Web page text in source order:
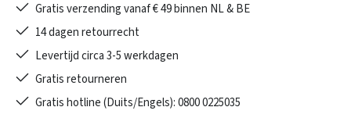
Gratis verzending vanaf € 49 binnen NL & BE
14 dagen retourrecht
Levertijd circa 3-5 werkdagen
Gratis retourneren
Gratis hotline (Duits/Engels): 0800 0225035